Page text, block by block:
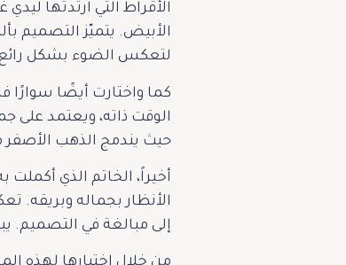
الأبيض. يتميّز التصميم
لتعكس الضوء بشكل رائع، ممّا
الوقت ذاته، ويعتمد على
حيث يندمج الذهب الأصفر مع
الأنظار بجماله وبريقه.
إلى مبالغة في التصميم. يبلغ سعره